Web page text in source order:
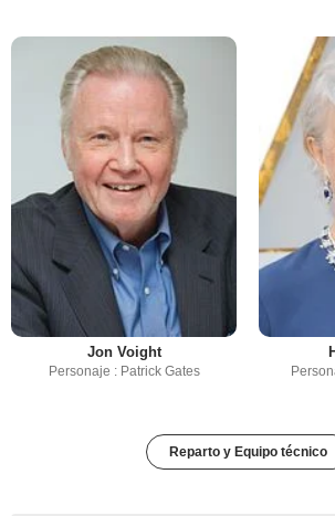
Jon Voight
Personaje : Patrick Gates
Reparto y Equipo técnico